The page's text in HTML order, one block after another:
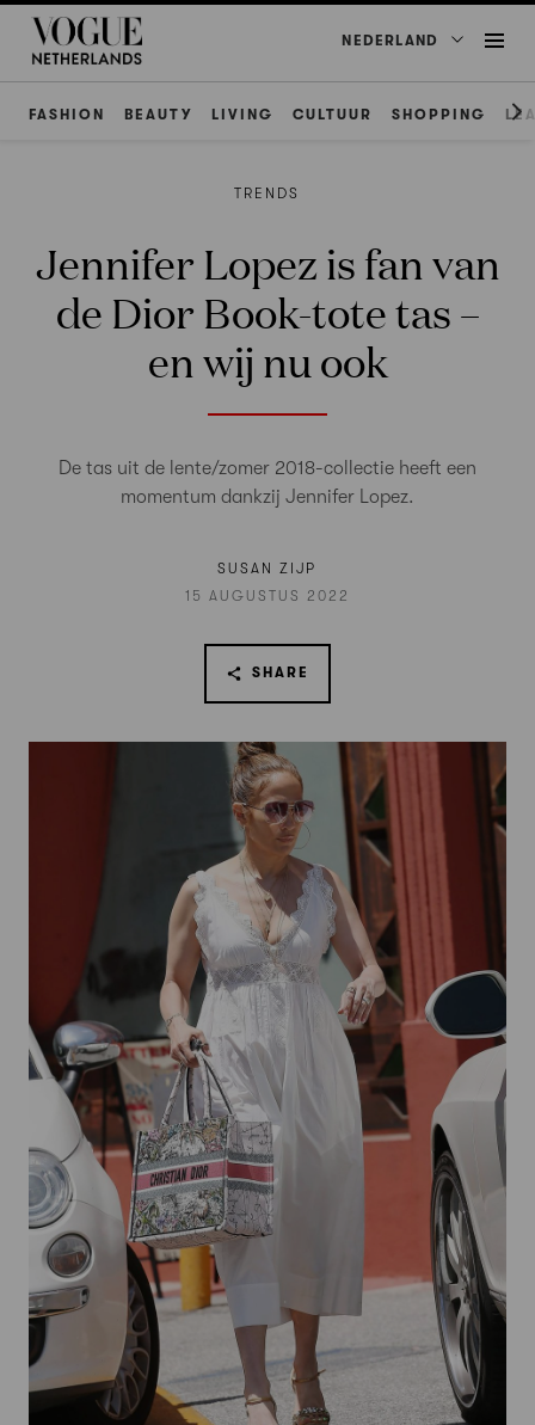
NEDERLAND
FASHION BEAUTY LIVING CULTUUR SHOPPING
TRENDS
Jennifer Lopez is fan van
de Dior Book-tote tas –
en wij nu ook
De tas uit de lente/zomer 2018-collectie heeft een
momentum dankzij Jennifer Lopez.
SUSAN ZIJP
15 AUGUSTUS 2022
SHARE